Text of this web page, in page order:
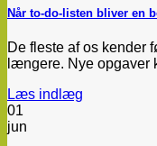
Når to-do-listen bliver en
De fleste af os kender
længere. Nye opgaver
Læs indlæg
01
jun